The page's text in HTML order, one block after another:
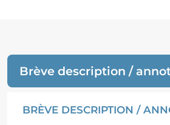
Brève description /
BRÈVE DESCRIPTION /